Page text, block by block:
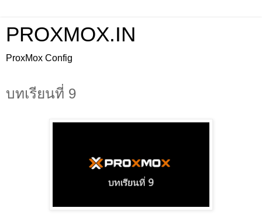
PROXMOX.IN
ProxMox Config
บทเรียนที่ 9